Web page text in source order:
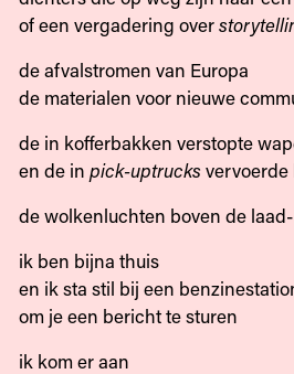
of een vergadering over
de afvalstromen van Europa
de materialen voor nieuwe
de in kofferbakken verstopte
en de in pick-uptrucks vervoerde
de wolkenluchten boven de
ik ben bijna thuis
en ik sta stil bij een
om je een bericht te sturen
ik kom er aan